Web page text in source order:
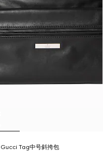
Gucci Tag中号斜挎包